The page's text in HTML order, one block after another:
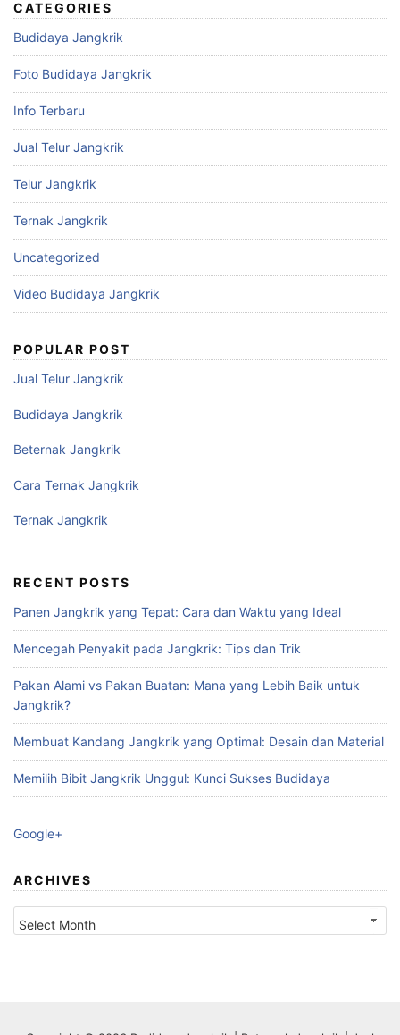
CATEGORIES
Budidaya Jangkrik
Foto Budidaya Jangkrik
Info Terbaru
Jual Telur Jangkrik
Telur Jangkrik
Ternak Jangkrik
Uncategorized
Video Budidaya Jangkrik
POPULAR POST
Jual Telur Jangkrik
Budidaya Jangkrik
Beternak Jangkrik
Cara Ternak Jangkrik
Ternak Jangkrik
RECENT POSTS
Panen Jangkrik yang Tepat: Cara dan Waktu yang Ideal
Mencegah Penyakit pada Jangkrik: Tips dan Trik
Pakan Alami vs Pakan Buatan: Mana yang Lebih Baik untuk
Jangkrik?
Membuat Kandang Jangkrik yang Optimal: Desain dan Material
Memilih Bibit Jangkrik Unggul: Kunci Sukses Budidaya
Google+
ARCHIVES
Archives